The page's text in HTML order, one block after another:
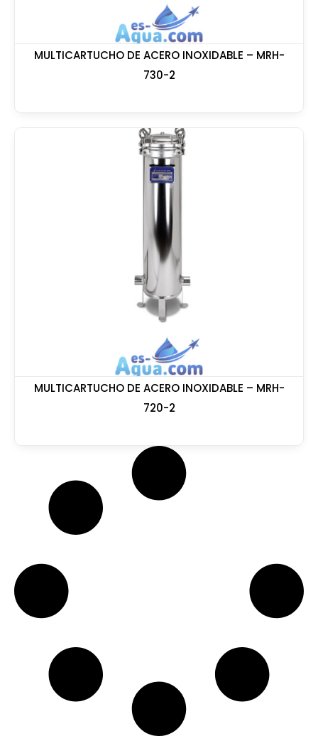
MULTICARTUCHO DE ACERO INOXIDABLE – MRH-
730-2
MULTICARTUCHO DE ACERO INOXIDABLE – MRH-
720-2